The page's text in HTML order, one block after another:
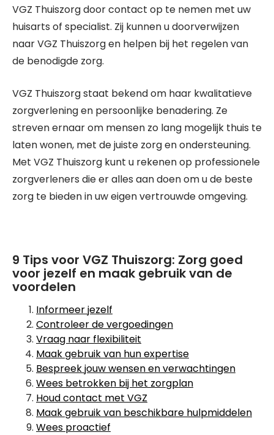
VGZ Thuiszorg door contact op te nemen met uw
huisarts of specialist. Zij kunnen u doorverwijzen
naar VGZ Thuiszorg en helpen bij het regelen van
de benodigde zorg.
VGZ Thuiszorg staat bekend om haar kwalitatieve
zorgverlening en persoonlijke benadering. Ze
streven ernaar om mensen zo lang mogelijk thuis te
laten wonen, met de juiste zorg en ondersteuning.
Met VGZ Thuiszorg kunt u rekenen op professionele
zorgverleners die er alles aan doen om u de beste
zorg te bieden in uw eigen vertrouwde omgeving.
9 Tips voor VGZ Thuiszorg: Zorg goed
voor jezelf en maak gebruik van de
voordelen
Informeer jezelf
Controleer de vergoedingen
Vraag naar flexibiliteit
Maak gebruik van hun expertise
Bespreek jouw wensen en verwachtingen
Wees betrokken bij het zorgplan
Houd contact met VGZ
Maak gebruik van beschikbare hulpmiddelen
Wees proactief